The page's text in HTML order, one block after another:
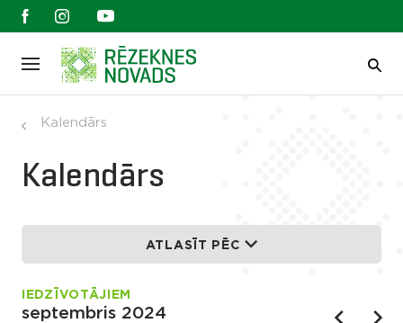
Kalendārs
Kalendārs
ATLASĪT PĒC
IEDZĪVOTĀJIEM
septembris 2024